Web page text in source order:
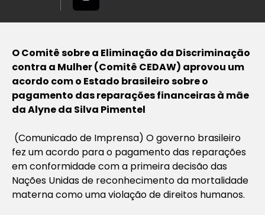
O Comitê sobre a Eliminação da Discriminação
contra a Mulher (Comitê CEDAW) aprovou um
acordo com o Estado brasileiro sobre o
pagamento das reparações financeiras à mãe
da Alyne da Silva Pimentel
(Comunicado de Imprensa) O governo brasileiro
fez um acordo para o pagamento das reparações
em conformidade com a primeira decisão das
Nações Unidas de reconhecimento da mortalidade
materna como uma violação de direitos humanos.